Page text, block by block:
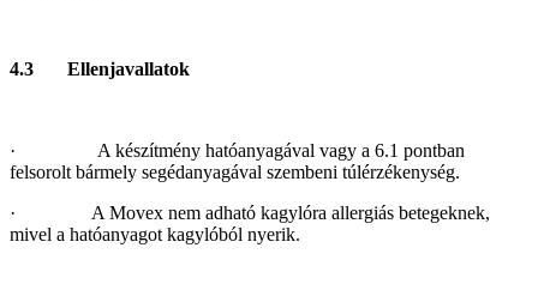
4.3 Ellenjavallatok
· A készítmény hatóanyagával vagy a 6.1 pontban
felsorolt bármely segédanyagával szembeni túlérzékenység.
· A Movex nem adható kagylóra allergiás betegeknek,
mivel a hatóanyagot kagylóból nyerik.